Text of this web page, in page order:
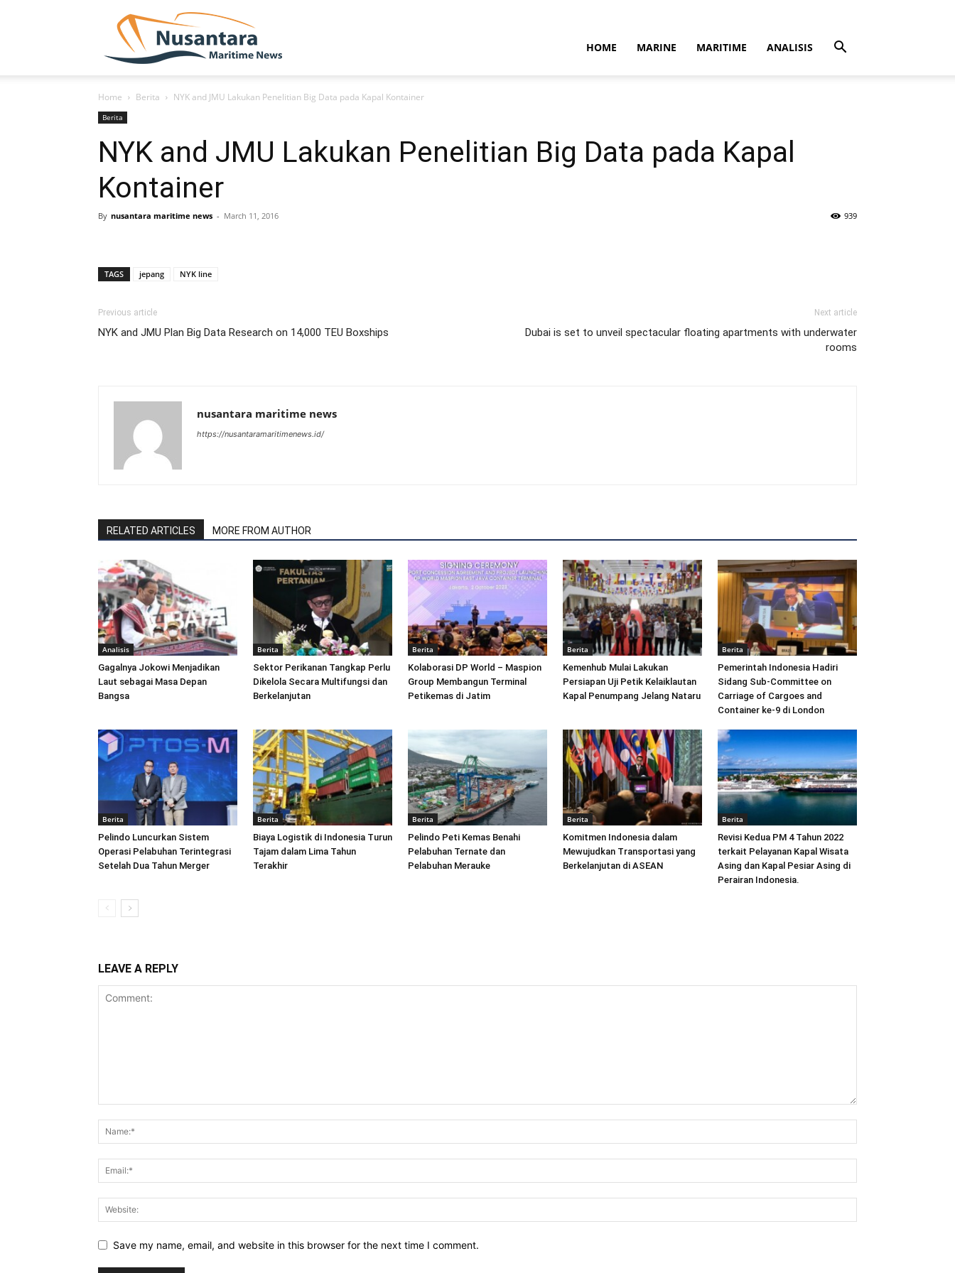
HOME MARINE MARITIME ANALISIS
Home Berita NYK and JMU Lakukan Penelitian Big Data pada Kapal Kontainer
Berita
NYK and JMU Lakukan Penelitian Big Data pada Kapal
Kontainer
By nusantara maritime news - March 11, 2016 939
TAGS jepang NYK line
Previous article
NYK and JMU Plan Big Data Research on 14,000 TEU Boxships
Next article
Dubai is set to unveil spectacular floating apartments with underwater
rooms
nusantara maritime news
https://nusantaramaritimenews.id/
RELATED ARTICLES MORE FROM AUTHOR
Analisis
Gagalnya Jokowi Menjadikan
Laut sebagai Masa Depan
Bangsa
Berita
Sektor Perikanan Tangkap Perlu
Dikelola Secara Multifungsi dan
Berkelanjutan
Berita
Kolaborasi DP World – Maspion
Group Membangun Terminal
Petikemas di Jatim
Berita
Kemenhub Mulai Lakukan
Persiapan Uji Petik Kelaiklautan
Kapal Penumpang Jelang Nataru
Berita
Pemerintah Indonesia Hadiri
Sidang Sub-Committee on
Carriage of Cargoes and
Container ke-9 di London
Berita
Pelindo Luncurkan Sistem
Operasi Pelabuhan Terintegrasi
Setelah Dua Tahun Merger
Berita
Biaya Logistik di Indonesia Turun
Tajam dalam Lima Tahun
Terakhir
Berita
Pelindo Peti Kemas Benahi
Pelabuhan Ternate dan
Pelabuhan Merauke
Berita
Komitmen Indonesia dalam
Mewujudkan Transportasi yang
Berkelanjutan di ASEAN
Berita
Revisi Kedua PM 4 Tahun 2022
terkait Pelayanan Kapal Wisata
Asing dan Kapal Pesiar Asing di
Perairan Indonesia.
LEAVE A REPLY
Save my name, email, and website in this browser for the next time I comment.